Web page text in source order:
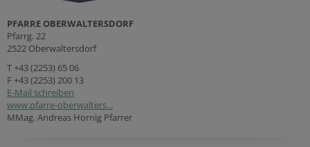
PFARRE OBERWALTERSDORF
Pfarrg. 22
2522 Oberwaltersdorf
T+43 (2253) 65 06
F +43 (2253) 200 13
E-Mail schreiben
www.pfarre-oberwalters...
MMag. Andreas Hornig Pfarrer